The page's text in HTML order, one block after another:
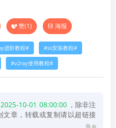
赞(1) 海报
进阶教程 ss安装教程
v2ray使用教程
2025-10-01 08:00:00 ，除非注
文章，转载或复制请以超链接